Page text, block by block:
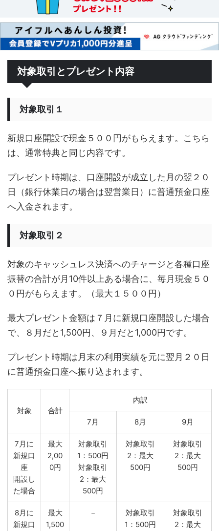
対象取引とプレゼント内容
対象取引１
新規口座開設で現金５００円がもらえます。こちら
は、通常特典と同じ内容です。
プレゼント時期は、口座開設が成立した月の翌２０
日（銀行休業日の場合は翌営業日）に普通預金口座
へ入金されます。
対象取引２
対象のキャッシュレス決済へのチャージと各種口座
振替の合計が月10件以上ある場合に、毎月現金５０
０円がもらえます。（最大１５００円）
最大プレゼント金額は７月に新規口座開設した場合
で、８月だと1,500円、９月だと1,000円です。
プレゼント時期は月末の利用実績を元に翌月２０日
に普通預金口座へ振り込まれます。
対象 合計
内訳
7月 8月 9月
7月に
新規口
座
開設し
た場合
最大
2,00
0円
対象取引
1：500円
対象取引
2：最大
500円
対象取引
2：最大
500円
対象取引
2：最大
500円
8月に
新規口
最大
1,500
－
対象取引
1：500円
対象取引
2：最大